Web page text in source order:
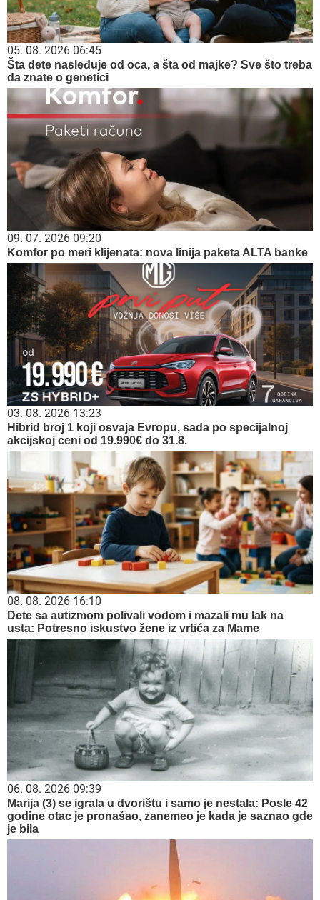
05. 08. 2026 06:45
Šta dete nasleđuje od oca, a šta od majke? Sve što treba
da znate o genetici
09. 07. 2026 09:20
Komfor po meri klijenata: nova linija paketa ALTA banke
03. 08. 2026 13:23
Hibrid broj 1 koji osvaja Evropu, sada po specijalnoj
akcijskoj ceni od 19.990€ do 31.8.
08. 08. 2026 16:10
Dete sa autizmom polivali vodom i mazali mu lak na
usta: Potresno iskustvo žene iz vrtića za Mame
06. 08. 2026 09:39
Marija (3) se igrala u dvorištu i samo je nestala: Posle 42
godine otac je pronašao, zanemeo je kada je saznao gde
je bila